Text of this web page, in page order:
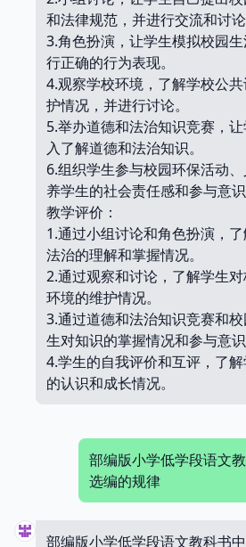
和法律规范，并进行交流和讨论
3.角色扮演，让学生模拟校园
行正确的行为表现。
4.观察学校环境，了解学校公
护情况，并进行讨论。
5.举办道德和法治知识竞赛，
入了解道德和法治知识。
6.组织学生参与校园环保活动
养学生的社会责任感和参与意识
教学评价：
1.通过小组讨论和角色扮演，
法治的理解和掌握情况。
2.通过观察和讨论，了解学生
环境的维护情况。
3.通过道德和法治知识竞赛和
生对知识的掌握情况和参与意识
4.学生的自我评价和互评，了
的认识和成长情况。
部编版小学低学段语文
选编的规律
部编版小学低学段语文教科书